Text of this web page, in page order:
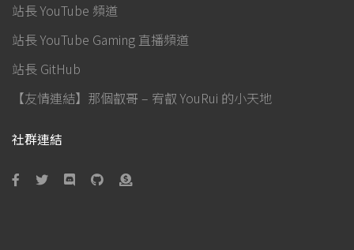
站長 YouTube 頻道
站長 YouTube Gaming 直播頻道
站長 GitHub
【友情連結】那個叡哥 – 宥叡 YouRui 的小天地
社群連結